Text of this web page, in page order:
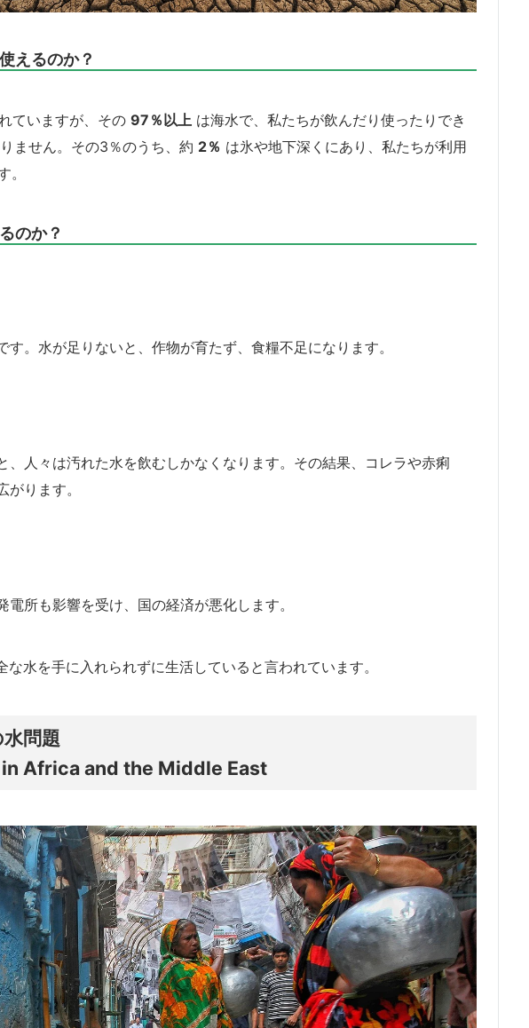
えるのか？
ていますが、その 97％以上 は海水で、私たちが飲んだり使ったりでき
ません。その3％のうち、約 2％ は氷や地下深くにあり、私たちが利用
。
のか？
す。水が足りないと、作物が育たず、食糧不足になります。
、人々は汚れた水を飲むしかなくなります。その結果、コレラや赤痢
がります。
電所も影響を受け、国の経済が悪化します。
な水を手に入れられずに生活していると言われています。
問題
Africa and the Middle East